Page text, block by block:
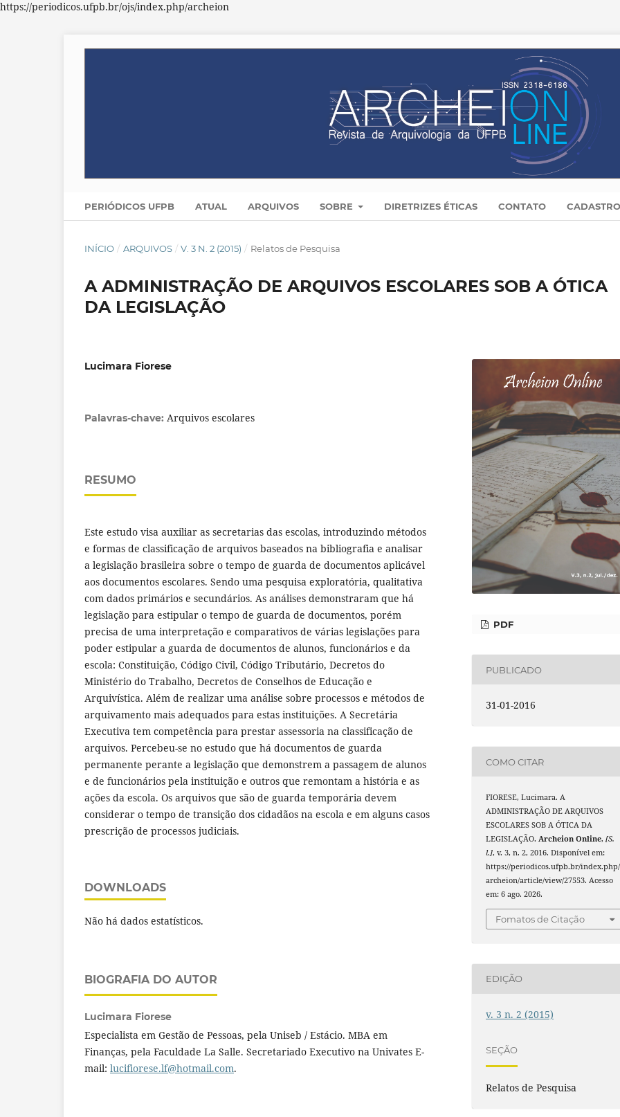
https://periodicos.ufpb.br/ojs/index.php/archeion
PERIÓDICOS UFPB ATUAL ARQUIVOS SOBRE DIRETRIZES ÉTICAS CONTATO
INÍCIO / ARQUIVOS / V. 3 N. 2 (2015) / Relatos de Pesquisa
A ADMINISTRAÇÃO DE ARQUIVOS ESCOLARES SOB A ÓTICA
DA LEGISLAÇÃO
Lucimara Fiorese
Palavras-chave: Arquivos escolares
RESUMO
Este estudo visa auxiliar as secretarias das escolas, introduzindo métodos
e formas de classificação de arquivos baseados na bibliografia e analisar
a legislação brasileira sobre o tempo de guarda de documentos aplicável
aos documentos escolares. Sendo uma pesquisa exploratória, qualitativa
com dados primários e secundários. As análises demonstraram que há
legislação para estipular o tempo de guarda de documentos, porém
precisa de uma interpretação e comparativos de várias legislações para
poder estipular a guarda de documentos de alunos, funcionários e da
escola: Constituição, Código Civil, Código Tributário, Decretos do
Ministério do Trabalho, Decretos de Conselhos de Educação e
Arquivística. Além de realizar uma análise sobre processos e métodos de
arquivamento mais adequados para estas instituições. A Secretária
Executiva tem competência para prestar assessoria na classificação de
arquivos. Percebeu-se no estudo que há documentos de guarda
permanente perante a legislação que demonstrem a passagem de alunos
e de funcionários pela instituição e outros que remontam a história e as
ações da escola. Os arquivos que são de guarda temporária devem
considerar o tempo de transição dos cidadãos na escola e em alguns casos
prescrição de processos judiciais.
DOWNLOADS
Não há dados estatísticos.
BIOGRAFIA DO AUTOR
Lucimara Fiorese
Especialista em Gestão de Pessoas, pela Uniseb / Estácio. MBA em
Finanças, pela Faculdade La Salle. Secretariado Executivo na Univates E-
mail: lucifiorese.lf@hotmail.com.
PDF
PUBLICADO
31-01-2016
COMO CITAR
FIORESE, Lucimara. A
ADMINISTRAÇÃO DE ARQUIVOS
ESCOLARES SOB A ÓTICA DA
LEGISLAÇÃO.Archeion Online,[S.
l.], v. 3, n. 2, 2016. Disponível em:
https://periodicos.ufpb.br/index.php/
archeion/article/view/27553. Acesso
em: 6 ago. 2026.
Fomatos de Citação
EDIÇÃO
v. 3 n. 2 (2015)
SEÇÃO
Relatos de Pesquisa